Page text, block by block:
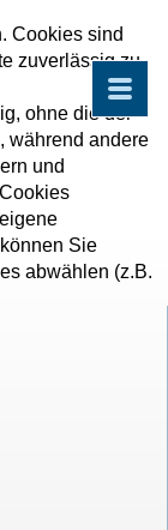
Cookies sind
zuverlässig zu
ohne die der
während andere
und
Sie
abwählen (z.B.